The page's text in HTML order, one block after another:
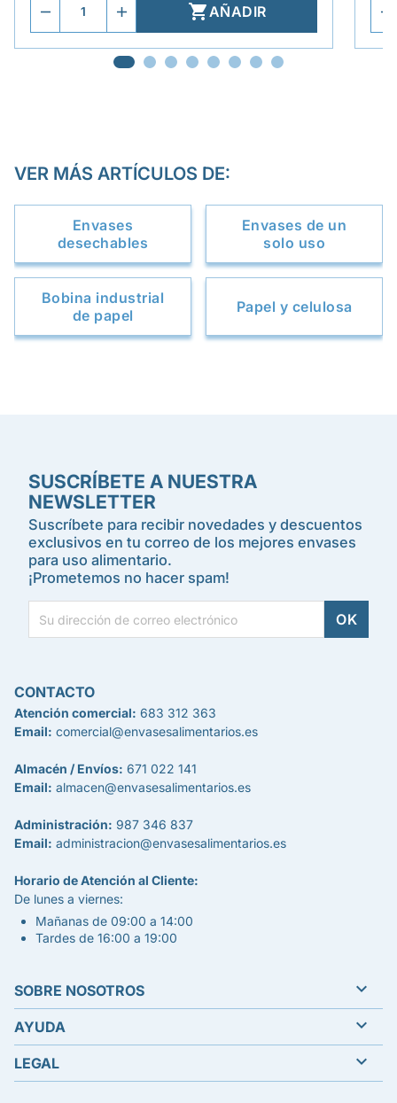
AÑADIR
VER MÁS ARTÍCULOS DE:
Envases
desechables
Envases de un
solo uso
Bobina industrial
de papel
Papel y celulosa
SUSCRÍBETE A NUESTRA
NEWSLETTER
Suscríbete para recibir novedades y descuentos
exclusivos en tu correo de los mejores envases
para uso alimentario.
¡Prometemos no hacer spam!
CONTACTO
Atención comercial: 683 312 363
Email: comercial@envasesalimentarios.es
Almacén / Envíos: 671 022 141
Email: almacen@envasesalimentarios.es
Administración: 987 346 837
Email: administracion@envasesalimentarios.es
Horario de Atención al Cliente:
De lunes a viernes:
Mañanas de 09:00 a 14:00
Tardes de 16:00 a 19:00
SOBRE NOSOTROS 
AYUDA 
LEGAL 